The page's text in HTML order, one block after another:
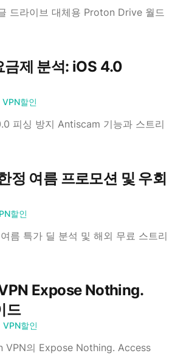
드라이브 대체용 Proton Drive 월드
제 분석: iOS 4.0
VPN할인
피싱 방지 Antiscam 기능과 스트리
여름 프로모션 및 우회
할인
름 특가 딜 분석 및 해외 무료 스트리
Expose Nothing.
드
VPN할인
VPN의 Expose Nothing. Access